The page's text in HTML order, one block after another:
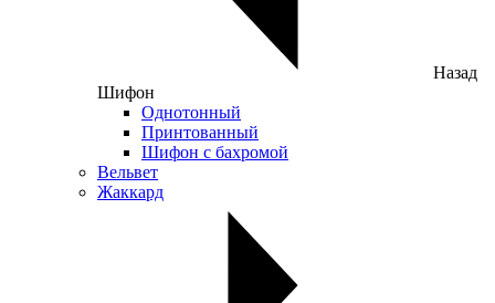
Назад
Шифон
Однотонный
Принтованный
Шифон с бахромой
Вельвет
Жаккард